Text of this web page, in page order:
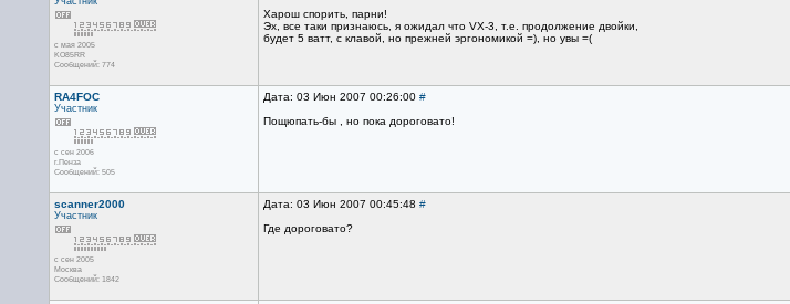
с мая 2005
KO85RR
Сообщений: 774
Харош спорить, парни!
Эх, все таки признаюсь, я ожидал что VX-3, т.е. продолжение двойки,
будет 5 ватт, с клавой, но прежней эргономикой =), но увы =(
RA4FOC
Участник
с сен 2006
г.Пенза
Сообщений: 505
Дата: 03 Июн 2007 00:26:00 #
Пощюпать-бы , но пока дороговато!
scanner2000
Участник
с сен 2005
Москва
Сообщений: 1842
Дата: 03 Июн 2007 00:45:48 #
Где дороговато?